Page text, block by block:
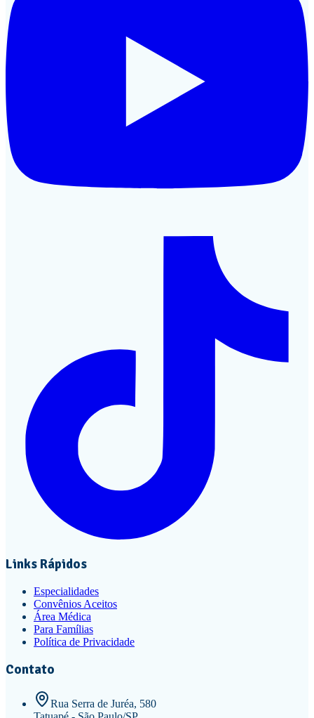
Links Rápidos
Especialidades
Convênios Aceitos
Área Médica
Para Famílias
Política de Privacidade
Contato
Rua Serra de Juréa, 580